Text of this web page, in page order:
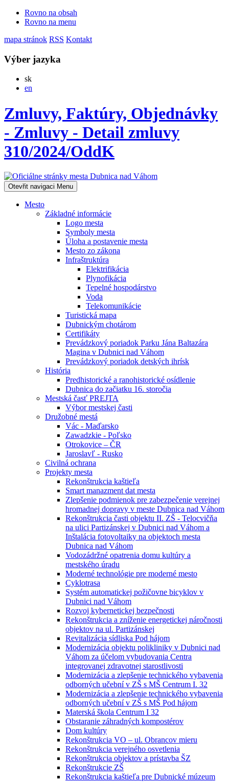
Rovno na obsah
Rovno na menu
mapa stránok RSS Kontakt
Výber jazyka
skSlovensky
en
Zmluvy, Faktúry, Objednávky
- Zmluvy - Detail zmluvy
310/2024/OddK
Otevřit navigaci Menu
Mesto
Základné informácie
Logo mesta
Symboly mesta
Úloha a postavenie mesta
Mesto zo zákona
Infraštruktúra
Elektrifikácia
Plynofikácia
Tepelné hospodárstvo
Voda
Telekomunikácie
Turistická mapa
Dubnickým chotárom
Certifikáty
Prevádzkový poriadok Parku Jána Baltazára
Magina v Dubnici nad Váhom
Prevádzkový poriadok detských ihrísk
História
Predhistorické a ranohistorické osídlenie
Dubnica do začiatku 16. storočia
Mestská časť PREJTA
Výbor mestskej časti
Družobné mestá
Vác - Maďarsko
Zawadzkie - Poľsko
Otrokovice – ČR
Jaroslavľ - Rusko
Civilná ochrana
Projekty mesta
Rekonštrukcia kaštieľa
Smart manazment dat mesta
Zlepšenie podmienok pre zabezpečenie verejnej
hromadnej dopravy v meste Dubnica nad Váhom
Rekonštrukcia časti objektu II. ZŠ - Telocvičňa
na ulici Partizánskej v Dubnici nad Váhom a
Inštalácia fotovoltaiky na objektoch mesta
Dubnica nad Váhom
Vodozádržné opatrenia domu kultúry a
mestského úradu
Moderné technológie pre moderné mesto
Cyklotrasa
Systém automatickej požičovne bicyklov v
Dubnici nad Váhom
Rozvoj kybernetickej bezpečnosti
Rekonštrukcia a zníženie energetickej náročnosti
objektov na ul. Partizánskej
Revitalizácia sídliska Pod hájom
Modernizácia objektu polikliniky v Dubnici nad
Váhom za účelom vybudovania Centra
integrovanej zdravotnej starostlivosti
Modernizácia a zlepšenie technického vybavenia
odborných učební v ZŠ s MŠ Centrum I. 32
Modernizácia a zlepšenie technického vybavenia
odborných učební v ZŠ s MŠ Pod hájom
Materská škola Centrum I 32
Obstaranie záhradných kompostérov
Dom kultúry
Rekonštrukcia VO – ul. Obrancov mieru
Rekonštrukcia verejného osvetlenia
Rekonštrukcia objektov a prístavba ŠZ
Rekonštrukcie ZŠ
Rekonštrukcia kaštieľa pre Dubnické múzeum